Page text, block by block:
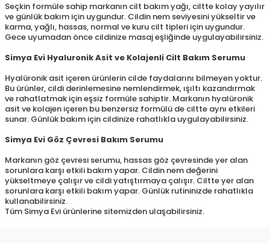
Seçkin formüle sahip markanın cilt bakım yağı, ciltte kolay yayılır
ve günlük bakım için uygundur. Cildin nem seviyesini yükseltir ve
karma, yağlı, hassas, normal ve kuru cilt tipleri için uygundur.
Gece uyumadan önce cildinize masaj eşliğinde uygulayabilirsiniz.
Simya Evi Hyaluronik Asit ve Kolajenli Cilt Bakım Serumu
Hyalüronik asit içeren ürünlerin cilde faydalarını bilmeyen yoktur.
Bu ürünler, cildi derinlemesine nemlendirmek, ışıltı kazandırmak
ve rahatlatmak için eşsiz formüle sahiptir. Markanın hyalüronik
asit ve kolajen içeren bu benzersiz formülü de ciltte aynı etkileri
sunar. Günlük bakım için cildinize rahatlıkla uygulayabilirsiniz.
Simya Evi Göz Çevresi Bakım Serumu
Markanın göz çevresi serumu, hassas göz çevresinde yer alan
sorunlara karşı etkili bakım yapar. Cildin nem değerini
yükseltmeye çalışır ve cildi yatıştırmaya çalışır. Ciltte yer alan
sorunlara karşı etkili bakım yapar. Günlük rutininizde rahatlıkla
kullanabilirsiniz.
Tüm Simya Evi ürünlerine sitemizden ulaşabilirsiniz.